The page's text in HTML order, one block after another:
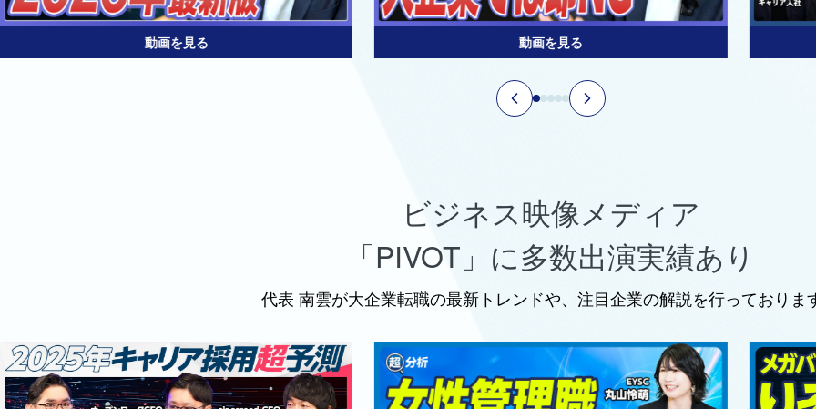
動画を見る 動画を見る
ビジネス映像メディア
「PIVOT」に多数出演実績あり
代表 南雲が大企業転職の最新トレンドや、注目企業の解説を行っておりま